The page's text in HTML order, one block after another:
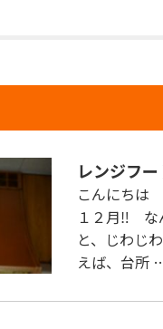
レンジフ
こんにちは
１２月‼ な
と、じわじ
えば、台所